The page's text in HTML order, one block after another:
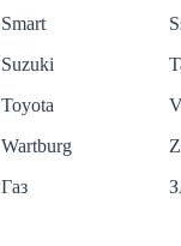
Smart
Suzuki
Toyota
Wartburg
Газ